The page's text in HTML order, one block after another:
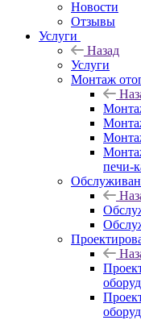
Новости
Отзывы
Услуги
Назад
Услуги
Монтаж
печи-